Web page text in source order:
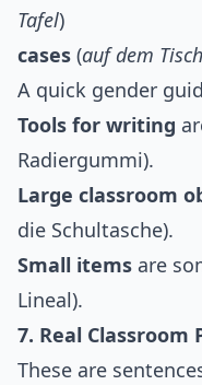
Tafel)
cases (auf dem Tisch
A quick gender
Tools for writing
Radiergummi).
Large classroom
die Schultasche).
Small items are
Lineal).
7. Real Classroom
These are